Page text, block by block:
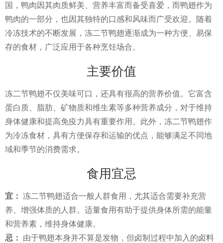
国，鸭肉因其肉质鲜美、营养丰富而备受喜爱，而鸭翅作为
鸭肉的一部分，也因其独特的口感和风味而广受欢迎。随着
冷冻技术的不断发展，冻二节鸭翅逐渐成为一种方便、易保
存的食材，广泛应用于各种烹饪场合。
主要价值
冻二节鸭翅不仅美味可口，还具有很高的营养价值。它富含
蛋白质、脂肪、矿物质和维生素等多种营养成分，对于维持
身体健康和提高免疫力具有重要作用。此外，冻二节鸭翅作
为冷冻食材，具有方便保存和运输的优点，能够满足不同地
域和季节的消费需求。
食用宜忌
宜：
冻二节鸭翅适合一般人群食用，尤其适合需要补充营
养、增强体质的人群。适量食用有助于提供身体所需的能量
和营养素，维持身体健康。
忌：
由于鸭翅本身并不算是发物，但卤制过程中加入的卤料